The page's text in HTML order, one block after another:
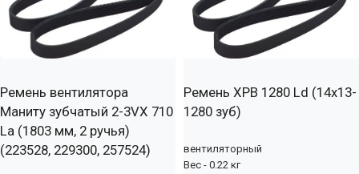
Ремень вентилятора
Маниту зубчатый 2-3VX 710
La (1803 мм, 2 ручья)
(223528, 229300, 257524)
Ремень XPB 1280 Ld (14х13-
1280 зуб)
вентиляторный
Вес - 0.22 кг